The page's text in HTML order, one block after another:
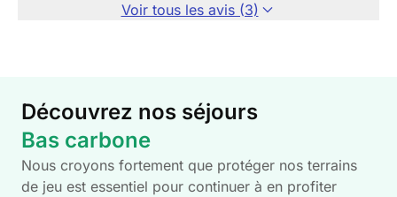
Voir tous les avis (3)
Découvrez nos séjours
Bas carbone
Nous croyons fortement que protéger nos terrains
de jeu est essentiel pour continuer à en profiter